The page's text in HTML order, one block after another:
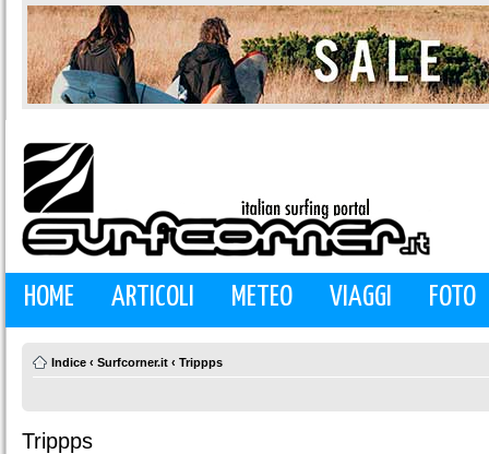
HOME ARTICOLI METEO VIAGGI FOTO
Indice ‹ Surfcorner.it ‹ Trippps
Trippps